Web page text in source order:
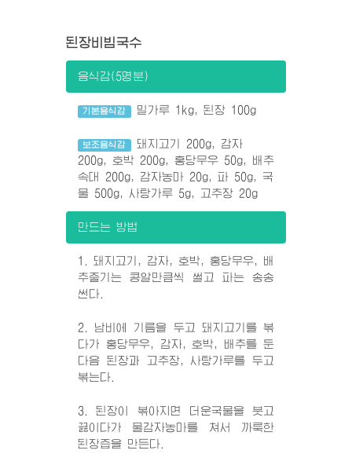
된장비빔국수
음식감(5명분)
기본음식감 밀가루 1kg, 된장 100g
보조음식감
돼지고기 200g, 감자
200g, 호박 200g, 홍당무우 50g, 배추
속대 200g, 감자농마 20g, 파 50g, 국
물 500g, 사탕가루 5g, 고추장 20g
만드는 방법
1. 돼지고기, 감자, 호박, 홍당무우, 배
추줄기는 콩알만큼씩 썰고 파는 송송
썬다.
2. 남비에 기름을 두고 돼지고기를 볶
다가 홍당무우, 감자, 호박, 배추를 둔
다음 된장과 고추장, 사탕가루를 두고
볶는다.
3. 된장이 볶아지면 더운국물을 붓고
끓이다가 물감자농마를 쳐서 까룩한
된장즙을 만든다.